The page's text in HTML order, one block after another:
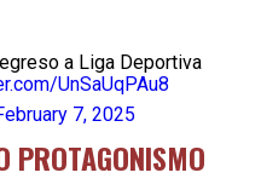
a Liga Deportiva
UnSaUqPAu8
7, 2025
PROTAGONISMO